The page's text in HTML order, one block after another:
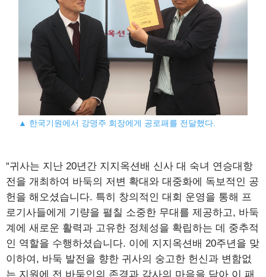
▲ 한국기원에서 강명주 회장에게 공로패를 전달했다.
“귀사는 지난 20년간 지지옥션배 신사 대 숙녀 연승대항
전을 개최하여 바둑의 저변 확대와 대중화에 독보적인 공
헌을 해오셨습니다. 특히 창의적인 대회 운영을 통해 프
로기사들에게 기량을 펼칠 소중한 무대를 제공하고, 바둑
계에 새로운 활력과 고유한 정체성을 확립하는 데 중추적
인 역할을 수행하셨습니다. 이에 지지옥션배 20주년을 맞
이하여, 바둑 발전을 향한 귀사의 숭고한 헌신과 변함없
는 지원에 전 바둑인의 존경과 감사의 마음을 담아 이 패